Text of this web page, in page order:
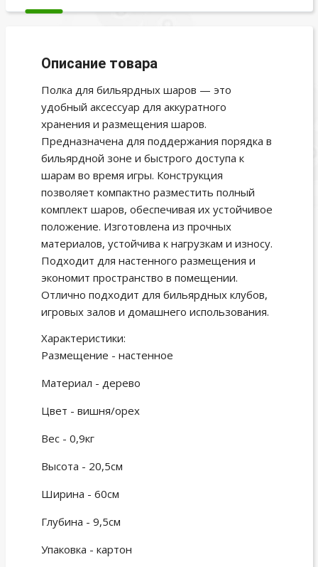
Описание товара
Полка для бильярдных шаров — это
удобный аксессуар для аккуратного
хранения и размещения шаров.
Предназначена для поддержания порядка в
бильярдной зоне и быстрого доступа к
шарам во время игры. Конструкция
позволяет компактно разместить полный
комплект шаров, обеспечивая их устойчивое
положение. Изготовлена из прочных
материалов, устойчива к нагрузкам и износу.
Подходит для настенного размещения и
экономит пространство в помещении.
Отлично подходит для бильярдных клубов,
игровых залов и домашнего использования.
Характеристики:
Размещение - настенное
Материал - дерево
Цвет - вишня/орех
Вес - 0,9кг
Высота - 20,5см
Ширина - 60см
Глубина - 9,5см
Упаковка - картон